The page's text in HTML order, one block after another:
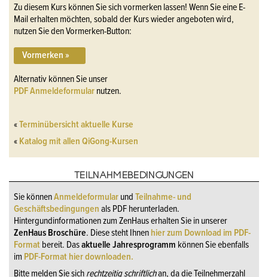
Zu diesem Kurs können Sie sich vormerken lassen! Wenn Sie eine E-
Mail erhalten möchten, sobald der Kurs wieder angeboten wird,
nutzen Sie den Vormerken-Button:
Vormerken »
Alternativ können Sie unser
PDF Anmeldeformularnutzen.
«Terminübersicht aktuelle Kurse
«Katalog mit allen QiGong-Kursen
TEILNAHMEBEDINGUNGEN
Sie könnenAnmeldeformularundTeilnahme- und
Geschäftsbedingungenals PDF herunterladen.
Hintergundinformationen zum ZenHaus erhalten Sie in unserer
ZenHaus Broschüre. Diese steht Ihnenhier zum Download im PDF-
Formatbereit. Dasaktuelle Jahresprogramm können Sie ebenfalls
im PDF-Format hier downloaden.
Bitte melden Sie sichrechtzeitig schriftlichan, da die Teilnehmerzahl